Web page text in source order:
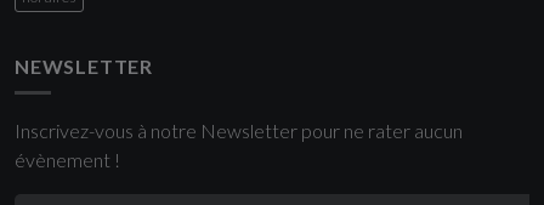
NEWSLETTER
Inscrivez-vous à notre Newsletter pour ne rater aucun
évènement !